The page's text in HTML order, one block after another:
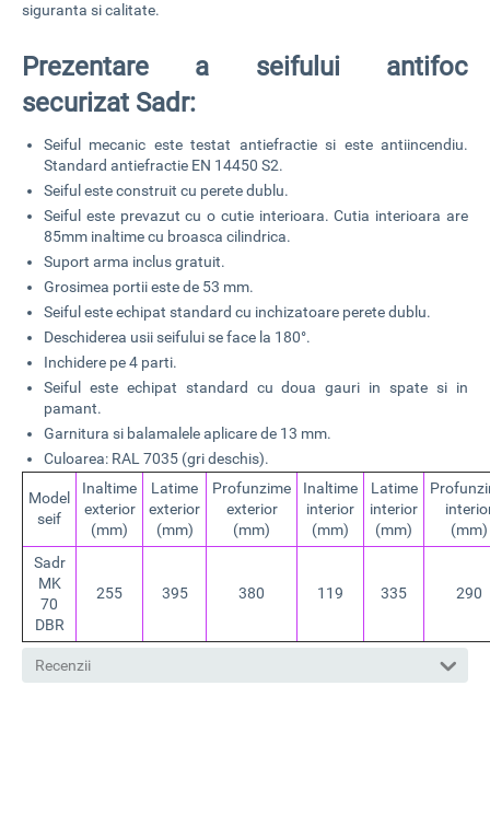
siguranta si calitate.
Prezentare a seifului antifoc
securizat Sadr:
Seiful mecanic este testat antiefractie si este antiincendiu.
Standard antiefractie EN 14450 S2.
Seiful este construit cu perete dublu.
Seiful este prevazut cu o cutie interioara. Cutia interioara are
85mm inaltime cu broasca cilindrica.
Suport arma inclus gratuit.
Grosimea portii este de 53 mm.
Seiful este echipat standard cu inchizatoare perete dublu.
Deschiderea usii seifului se face la 180°.
Inchidere pe 4 parti.
Seiful este echipat standard cu doua gauri in spate si in
pamant.
Garnitura si balamalele aplicare de 13 mm.
Culoarea: RAL 7035 (gri deschis).
Model
seif
Inaltime
exterior
(mm)
Latime
exterior
(mm)
Profunzime
exterior
(mm)
Inaltime
interior
(mm)
Latime
interior
(mm)
(mm)
Sadr
MK
70
DBR
255 395 380 119 335 290
Recenzii